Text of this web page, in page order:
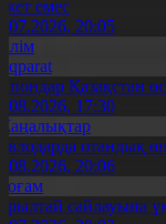
емес
20:05
Қазақстан
17:30
отандық
20:06
сайлауына